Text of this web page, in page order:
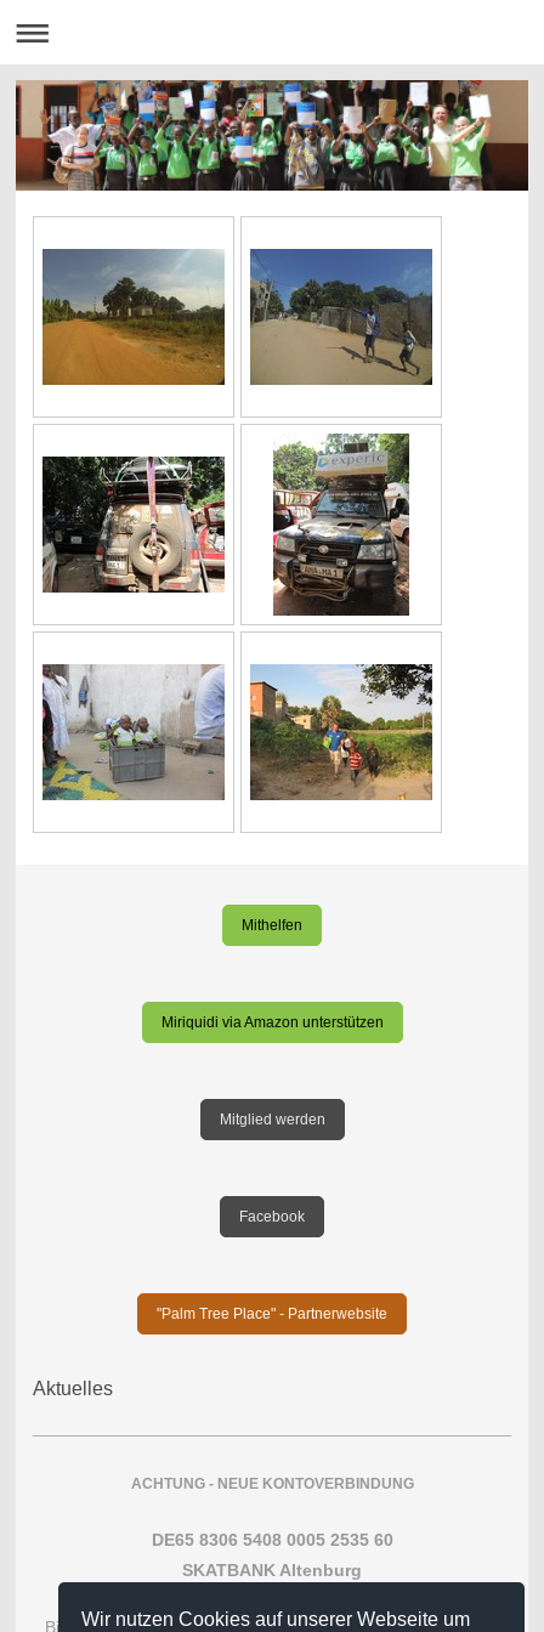
Wir nutzen Cookies auf unserer Webseite um
Mithelfen
Miriquidi via Amazon unterstützen
Mitglied werden
Facebook
"Palm Tree Place" - Partnerwebsite
Aktuelles
ACHTUNG - NEUE KONTOVERBINDUNG
DE65 8306 5408 0005 2535 60
SKATBANK Altenburg
Bitte im Verwendungszweck die Adresse angeben falls eine